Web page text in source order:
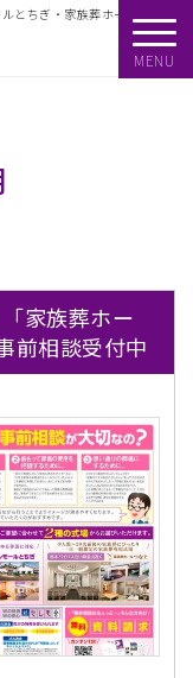
とちぎ・家族葬ホールつなぐ
MENU
家族葬ホー
前相談受付中